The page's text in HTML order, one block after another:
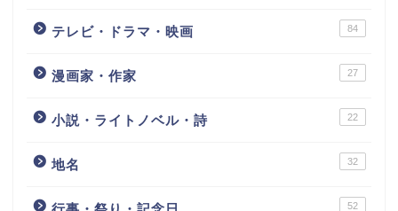
テレビ・ドラマ・映画 84
漫画家・作家 27
小説・ライトノベル・詩 22
地名 32
52